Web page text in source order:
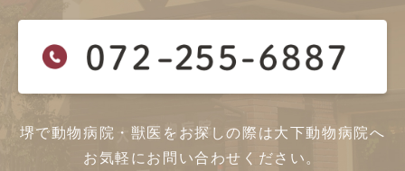
堺で動物病院・獣医をお探しの際は大下動物病院へ
お気軽にお問い合わせください。